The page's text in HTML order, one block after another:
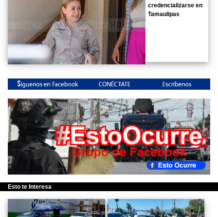
credencializarse en
Tamaulipas
Esto te Interesa